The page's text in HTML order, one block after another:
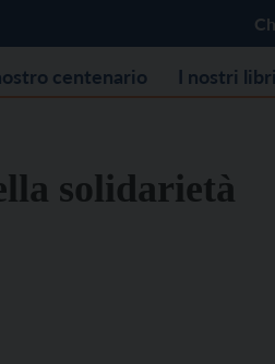
centenario I nostri libri
solidarietà